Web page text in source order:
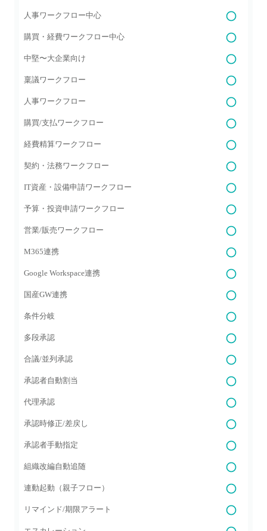
人事ワークフロー中心
購買・経費ワークフロー中心
中堅〜大企業向け
稟議ワークフロー
人事ワークフロー
購買/支払ワークフロー
経費精算ワークフロー
契約・法務ワークフロー
IT資産・設備申請ワークフロー
予算・投資申請ワークフロー
営業/販売ワークフロー
M365連携
Google Workspace連携
国産GW連携
条件分岐
多段承認
合議/並列承認
承認者自動割当
代理承認
承認時修正/差戻し
承認者手動指定
組織改編自動追随
連動起動（親子フロー）
リマインド/期限アラート